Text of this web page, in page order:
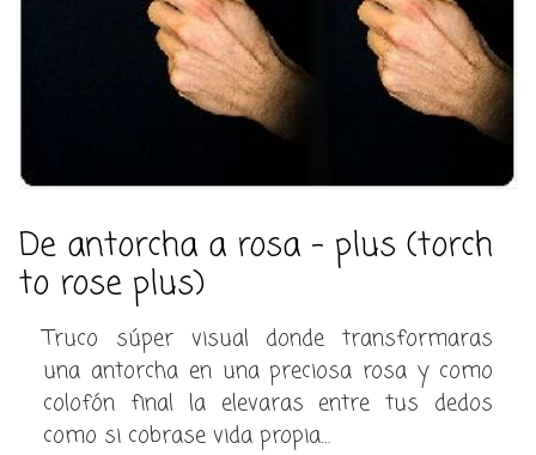
De antorcha a rosa – plus (torch
to rose plus)
Truco súper visual donde transformaras
una antorcha en una preciosa rosa y como
colofón final la elevaras entre tus dedos
como si cobrase vida propia…